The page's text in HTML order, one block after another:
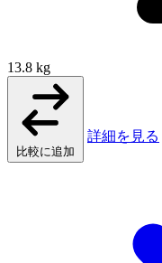
13.8 kg
比較に追加
詳細を見る